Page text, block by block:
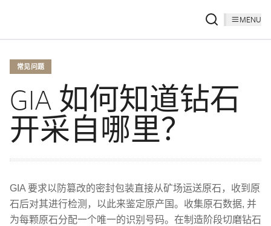
MENU
常见问题
GIA 如何知道钻石
开采自哪里？
GIA 要求以防篡改的密封包装直接从矿场运送原石，收到原
石后对其进行检测，以此来鉴定原产国。收集原石数据, 并
为每颗原石分配一个唯一的识别号码。在制造阶段切磨钻石